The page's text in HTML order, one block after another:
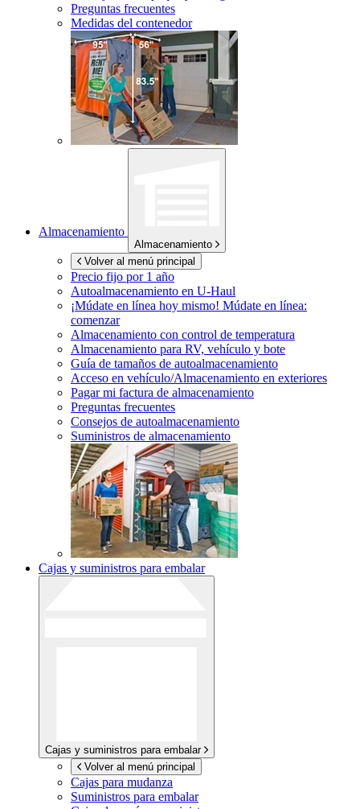
Preguntas frecuentes
Medidas del contenedor
Almacenamiento
Almacenamiento
Volver al menú principal
Precio fijo por 1 año
Autoalmacenamiento en U-Haul
¡Múdate en línea hoy mismo! Múdate en línea:
comenzar
Almacenamiento con control de temperatura
Almacenamiento para RV, vehículo y bote
Guía de tamaños de autoalmacenamiento
Acceso en vehículo/Almacenamiento en exteriores
Pagar mi factura de almacenamiento
Preguntas frecuentes
Consejos de autoalmacenamiento
Suministros de almacenamiento
Cajas y suministros para embalar
Cajas y suministros para embalar
Volver al menú principal
Cajas para mudanza
Suministros para embalar